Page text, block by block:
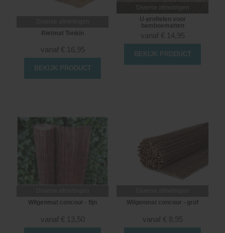
Rietmat Tonkin
vanaf € 16,95
BEKIJK PRODUCT
Diverse afmetingen
U-profielen voor
bamboematten
vanaf € 14,95
BEKIJK PRODUCT
Wilgenmat concour - fijn
vanaf € 13,50
Wilgenmat concour - grof
vanaf € 8,95